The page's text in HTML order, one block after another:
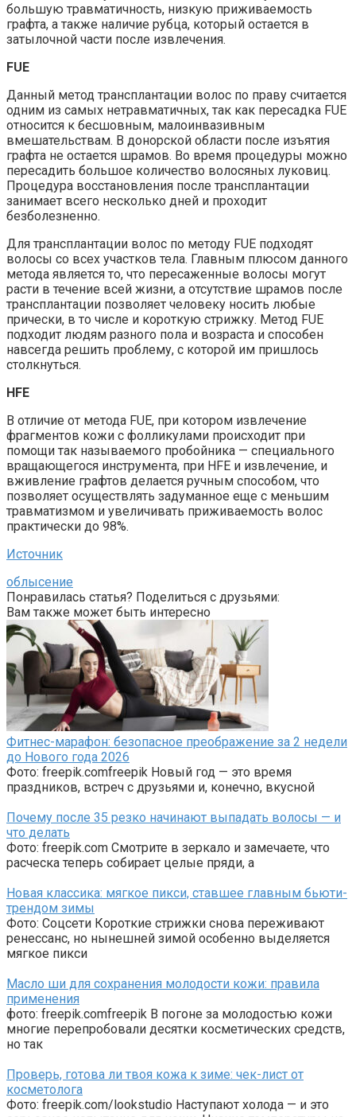
большую травматичность, низкую приживаемость
графта, а также наличие рубца, который остается в
затылочной части после извлечения.
FUE
Данный метод трансплантации волос по праву считается
одним из самых нетравматичных, так как пересадка FUE
относится к бесшовным, малоинвазивным
вмешательствам. В донорской области после изъятия
графта не остается шрамов. Во время процедуры можно
пересадить большое количество волосяных луковиц.
Процедура восстановления после трансплантации
занимает всего несколько дней и проходит
безболезненно.
Для трансплантации волос по методу FUE подходят
волосы со всех участков тела. Главным плюсом данного
метода является то, что пересаженные волосы могут
расти в течение всей жизни, а отсутствие шрамов после
трансплантации позволяет человеку носить любые
прически, в то числе и короткую стрижку. Метод FUE
подходит людям разного пола и возраста и способен
навсегда решить проблему, с которой им пришлось
столкнуться.
HFE
В отличие от метода FUE, при котором извлечение
фрагментов кожи с фолликулами происходит при
помощи так называемого пробойника — специального
вращающегося инструмента, при HFE и извлечение, и
вживление графтов делается ручным способом, что
позволяет осуществлять задуманное еще с меньшим
травматизмом и увеличивать приживаемость волос
практически до 98%.
Источник
облысение
Понравилась статья? Поделиться с друзьями:
Вам также может быть интересно
Фитнес-марафон: безопасное преображение за 2 недели
до Нового года 2026
Фото: freepik.comfreepik Новый год — это время
праздников, встреч с друзьями и, конечно, вкусной
Почему после 35 резко начинают выпадать волосы — и
что делать
Фото: freepik.com Смотрите в зеркало и замечаете, что
расческа теперь собирает целые пряди, а
Новая классика: мягкое пикси, ставшее главным бьюти-
трендом зимы
Фото: Соцсети Короткие стрижки снова переживают
ренессанс, но нынешней зимой особенно выделяется
мягкое пикси
Масло ши для сохранения молодости кожи: правила
применения
фото: freepik.comfreepik В погоне за молодостью кожи
многие перепробовали десятки косметических средств,
но так
Проверь, готова ли твоя кожа к зиме: чек-лист от
косметолога
Фото: freepik.com/lookstudio Наступают холода — и это